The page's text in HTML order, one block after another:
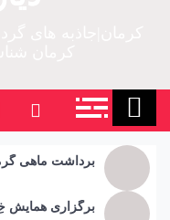
برداشت ماهی
برگزاری